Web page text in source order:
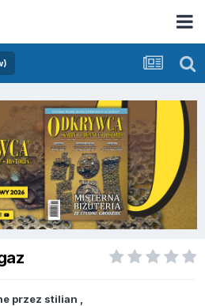
przez stilian